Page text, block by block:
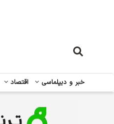
خبر و دیپلماسی اقتصاد